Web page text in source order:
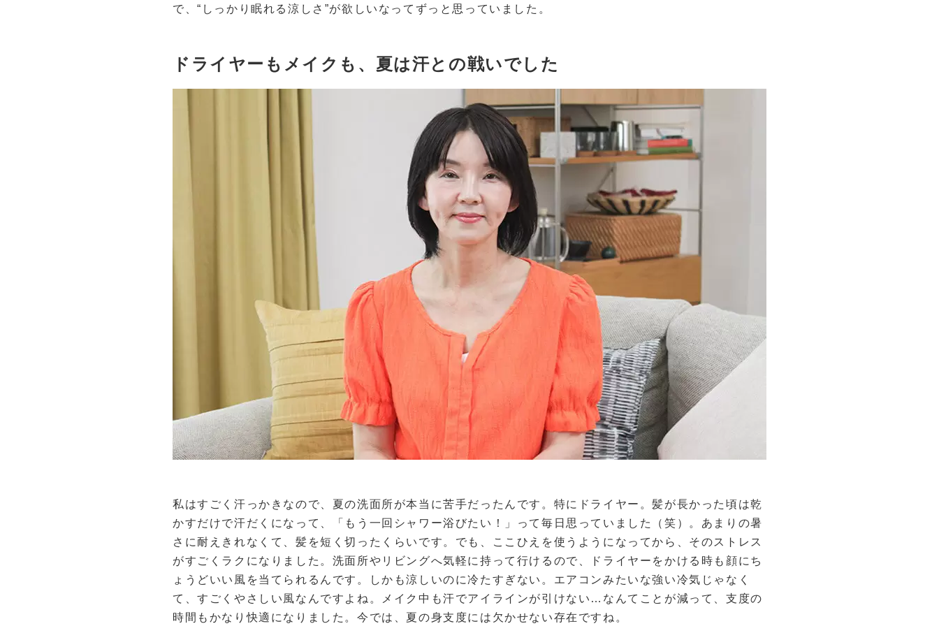
で、“しっかり眠れる涼しさ”が欲しいなってずっと思っていました。
ドライヤーもメイクも、夏は汗との戦いでした
私はすごく汗っかきなので、夏の洗面所が本当に苦手だったんです。特にドライヤー。髪が長かった頃は乾
かすだけで汗だくになって、「もう一回シャワー浴びたい！」って毎日思っていました（笑）。あまりの暑
さに耐えきれなくて、髪を短く切ったくらいです。でも、ここひえを使うようになってから、そのストレス
がすごくラクになりました。洗面所やリビングへ気軽に持って行けるので、ドライヤーをかける時も顔にち
ょうどいい風を当てられるんです。しかも涼しいのに冷たすぎない。エアコンみたいな強い冷気じゃなく
て、すごくやさしい風なんですよね。メイク中も汗でアイラインが引けない…なんてことが減って、支度の
時間もかなり快適になりました。今では、夏の身支度には欠かせない存在ですね。